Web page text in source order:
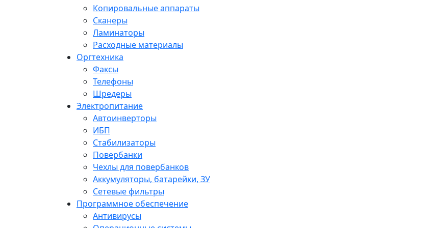
Копировальные аппараты
Сканеры
Ламинаторы
Расходные материалы
Оргтехника
Факсы
Телефоны
Шредеры
Электропитание
Автоинверторы
ИБП
Стабилизаторы
Повербанки
Чехлы для повербанков
Аккумуляторы, батарейки, ЗУ
Сетевые фильтры
Программное обеспечение
Антивирусы